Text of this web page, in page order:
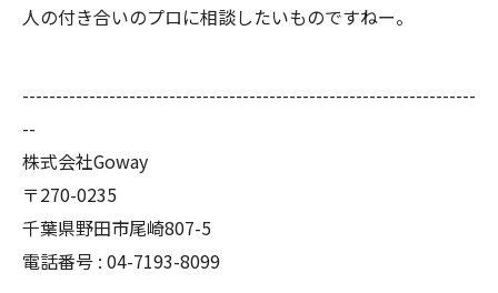
人の付き合いのプロに相談したいものですねー。
--------------------------------------------------------------------
--
株式会社Goway
〒270-0235
千葉県野田市尾崎807-5
電話番号 : 04-7193-8099